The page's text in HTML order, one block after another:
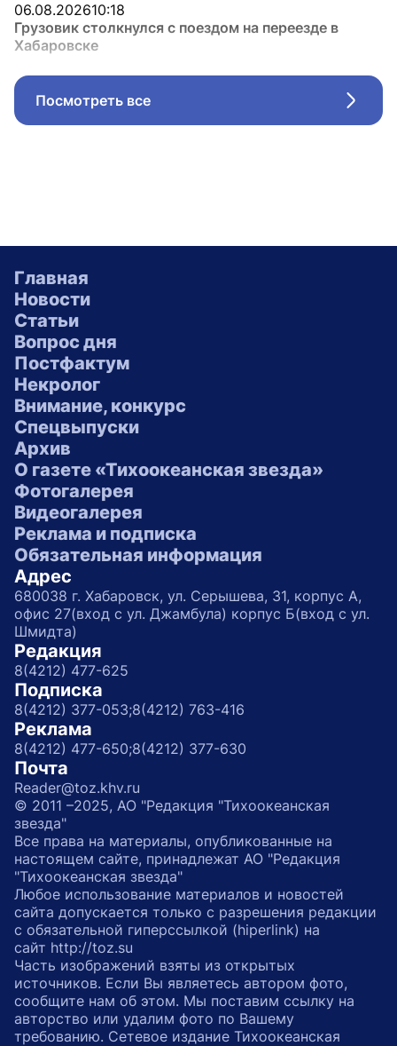
06.08.202610:18
Грузовик столкнулся с поездом на переезде в
Хабаровске
Посмотреть все
Главная
Новости
Статьи
Вопрос дня
Постфактум
Некролог
Внимание, конкурс
Спецвыпуски
Архив
О газете «Тихоокеанская звезда»
Фотогалерея
Видеогалерея
Реклама и подписка
Обязательная информация
Адрес
680038 г. Хабаровск, ул. Серышева, 31, корпус А,
офис 27(вход с ул. Джамбула) корпус Б(вход с ул.
Шмидта)
Редакция
8(4212) 477-625
Подписка
8(4212) 377-053;8(4212) 763-416
Реклама
8(4212) 477-650;8(4212) 377-630
Почта
Reader@toz.khv.ru
© 2011 –2025, АО "Редакция "Тихоокеанская
звезда"
Все права на материалы, опубликованные на
настоящем сайте, принадлежат АО "Редакция
"Тихоокеанская звезда"
Любое использование материалов и новостей
сайта допускается только с разрешения редакции
с обязательной гиперссылкой (hiperlink) на
сайт http://toz.su
Часть изображений взяты из открытых
источников. Если Вы являетесь автором фото,
сообщите нам об этом. Мы поставим ссылку на
авторство или удалим фото по Вашему
требованию. Сетевое издание Тихоокеанская